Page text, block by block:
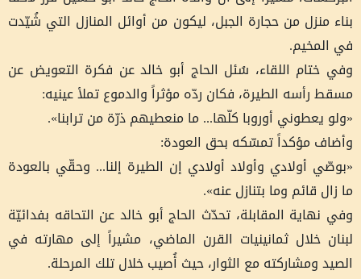
بناء منزل من حجارة الجبل، ليكون من أوائل المنازل التي شُيّدت
في المخيم.
وفي ختام اللقاء، سُئل الحاج أبو خالد عن فكرة التعويض عن
مسقط رأسه الطيرة، فكان ردّه مؤثراً والدموع تملأ عينيه:
«ولو يعطوني أوروبا كلّها... ما منعطيهم ذرّة من ترابنا».
وأضاف مؤكداً تمسّكه بحق العودة:
«بوصّي أولادي وأولاد أولادي إن الطيرة إلنا... وحقّي بالعودة
ما زال قائم وما بتنازل عنه».
وفي نهاية المقابلة، تحدّث الحاج أبو خالد عن التحاقه بفدائيّة
لبنان خلال ثمانينيات القرن الماضي، مشيراً إلى مهارته في
الصيد ومشاركته مع الثوار، حيث أُصيب خلال تلك المرحلة.